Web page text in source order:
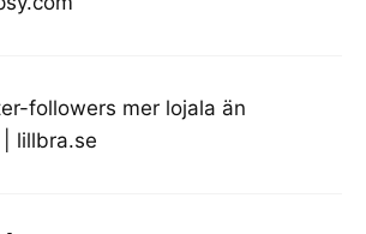
followers mer lojala än
lillbra.se